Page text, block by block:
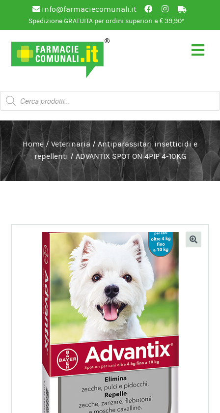
info@farmaciecomunali.it
Spedizione GRATUITA per ordini superiori a € 39,90*
Vai
alla
navigazione
Vai
al
contenuto
Products
search
Home / Veterinaria / Antiparassitari insetticidi e
repellenti / ADVANTIX SPOT ON 4PIP 4-10KG